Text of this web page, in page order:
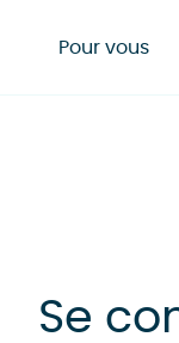
Pour vous
Se